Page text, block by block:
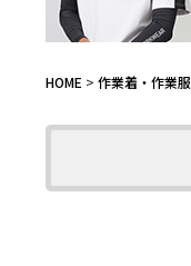
HOME 作業着・作業服